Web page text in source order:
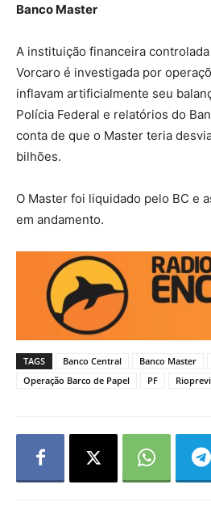
Banco Master
A instituição financeira
Vorcaro é investigada por
inflavam artificialmente seu
Polícia Federal e relatórios do
conta de que o Master teria
bilhões.
O Master foi liquidado pelo BC e
em andamento.
TAGS Banco Central Banco Master
Operação Barco de Papel
PF